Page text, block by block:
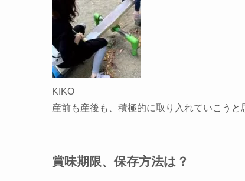
KIKO
産前も産後も、積極的に取り入れていこうと
賞味期限、保存方法は？